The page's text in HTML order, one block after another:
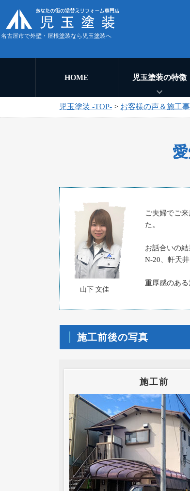
名古屋市で外壁・屋根塗装なら児玉塗装へ
HOME 児玉塗装の特徴
児玉塗装 -TOP- > お客様の声＆施工
山下 文佳
ご夫婦でご
た。
お話合いの
N-20、軒天
重厚感のある
施工前後の写真
施工前